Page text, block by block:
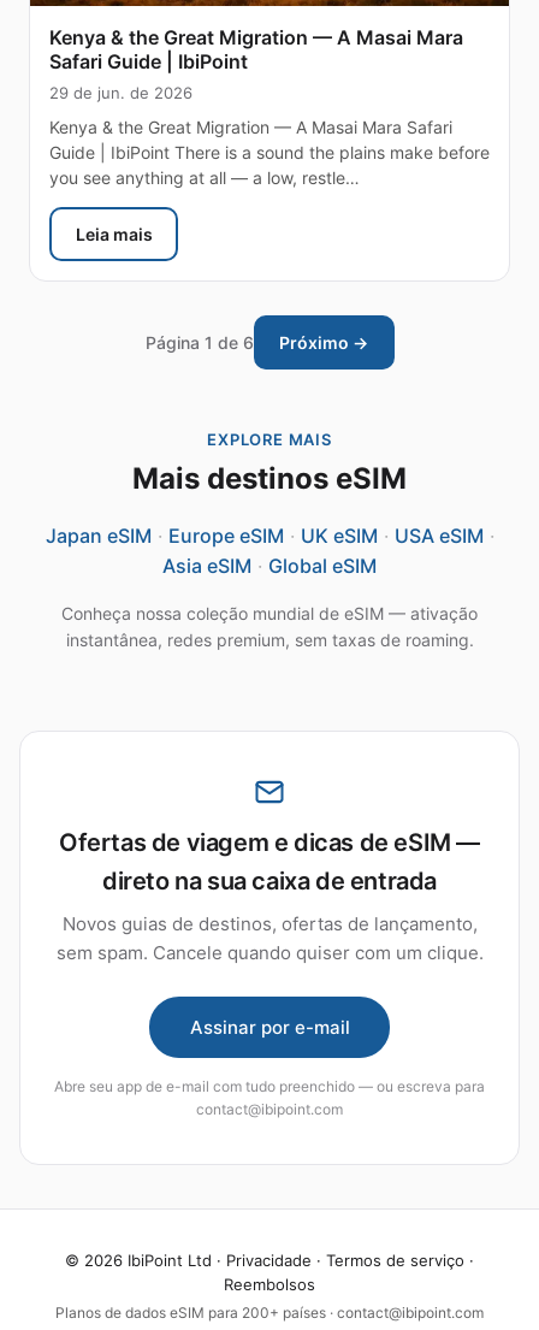
Kenya & the Great Migration — A Masai Mara
Safari Guide | IbiPoint
29 de jun. de 2026
Kenya & the Great Migration — A Masai Mara Safari
Guide | IbiPoint There is a sound the plains make before
you see anything at all — a low, restle…
Leia mais
: Kenya & the Great Migration — A Masai Mara
Página 1 de 6 Próximo →
EXPLORE MAIS
Mais destinos eSIM
Japan eSIM · Europe eSIM · UK eSIM · USA eSIM ·
Asia eSIM · Global eSIM
Conheça nossa coleção mundial de eSIM — ativação
instantânea, redes premium, sem taxas de roaming.
Ofertas de viagem e dicas de eSIM —
direto na sua caixa de entrada
Novos guias de destinos, ofertas de lançamento,
sem spam. Cancele quando quiser com um clique.
Assinar por e-mail
Abre seu app de e-mail com tudo preenchido — ou escreva para
contact@ibipoint.com
© 2026 IbiPoint Ltd · Privacidade · Termos de serviço ·
Reembolsos
Planos de dados eSIM para 200+ países · contact@ibipoint.com